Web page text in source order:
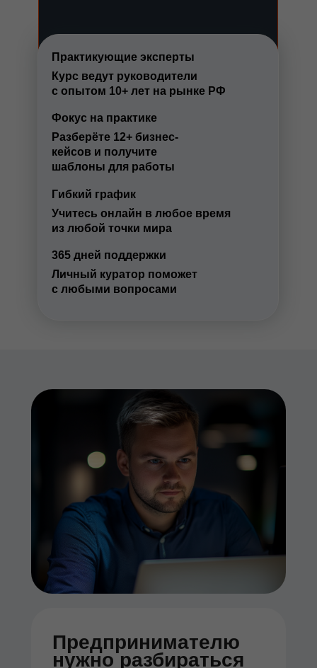
Фокус на практике
Практикующие эксперты
Разберёте 12+ бизнес-
кейсов и получите
шаблоны для работы
Курс ведут руководители
с опытом 10+ лет на рынке РФ
365 дней поддержки
Гибкий график
Личный куратор поможет
с любыми вопросами
Учитесь онлайн в любое время
из любой точки мира
Предпринимателю
нужно разбираться